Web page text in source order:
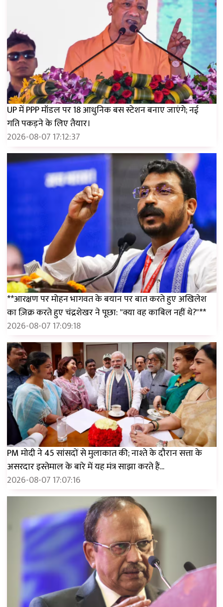
UP में PPP मॉडल पर 18 आधुनिक बस स्टेशन बनाए जाएंगे; नई
गति पकड़ने के लिए तैयार।
2026-08-07 17:12:37
**आरक्षण पर मोहन भागवत के बयान पर बात करते हुए अखिलेश
का ज़िक्र करते हुए चंद्रशेखर ने पूछा: "क्या वह काबिल नहीं थे?"**
2026-08-07 17:09:18
PM मोदी ने 45 सांसदों से मुलाकात की; नाश्ते के दौरान सत्ता के
असरदार इस्तेमाल के बारे में यह मंत्र साझा करते हैं...
2026-08-07 17:07:16